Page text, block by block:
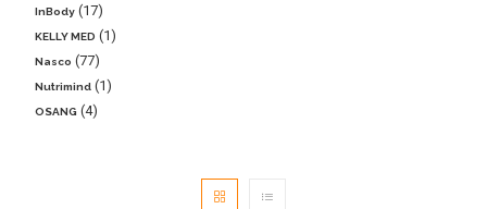
InBody 17
KELLY MED 1
Nasco 77
Nutrimind 1
OSANG 4